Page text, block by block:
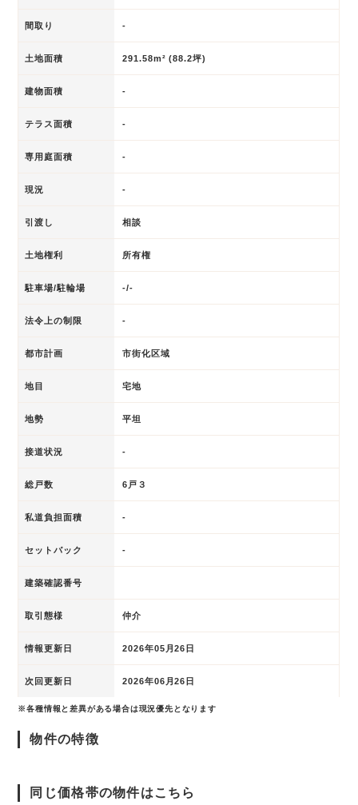
間取り -
土地面積 291.58m² (88.2坪)
建物面積 -
テラス面積 -
専用庭面積 -
現況 -
引渡し 相談
土地権利 所有権
駐車場/駐輪場 -/-
法令上の制限 -
都市計画 市街化区域
地目 宅地
地勢 平坦
接道状況 -
総戸数 6戸３
私道負担面積 -
セットバック -
建築確認番号
取引態様 仲介
情報更新日 2026年05月26日
次回更新日 2026年06月26日
※各種情報と差異がある場合は現況優先となります
物件の特徴
同じ価格帯の物件はこちら